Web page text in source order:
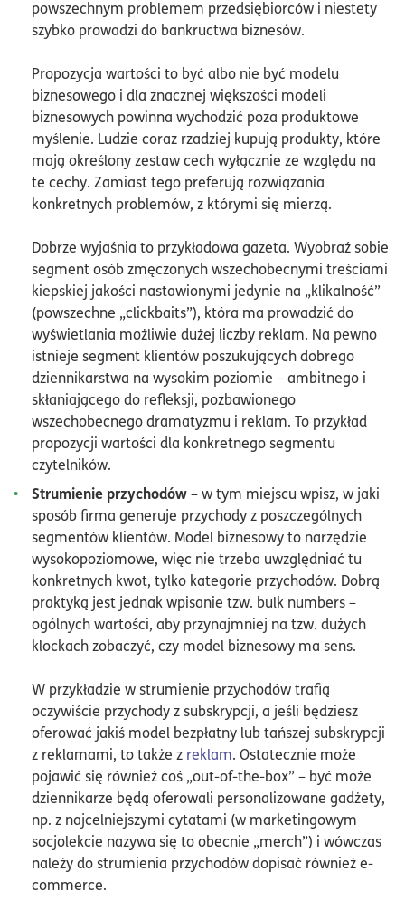
powszechnym problemem przedsiębiorców i niestety
szybko prowadzi do bankructwa biznesów.
Propozycja wartości to być albo nie być modelu
biznesowego i dla znacznej większości modeli
biznesowych powinna wychodzić poza produktowe
myślenie. Ludzie coraz rzadziej kupują produkty, które
mają określony zestaw cech wyłącznie ze względu na
te cechy. Zamiast tego preferują rozwiązania
konkretnych problemów, z którymi się mierzą.
Dobrze wyjaśnia to przykładowa gazeta. Wyobraź sobie
segment osób zmęczonych wszechobecnymi treściami
kiepskiej jakości nastawionymi jedynie na „klikalność”
(powszechne „clickbaits”), która ma prowadzić do
wyświetlania możliwie dużej liczby reklam. Na pewno
istnieje segment klientów poszukujących dobrego
dziennikarstwa na wysokim poziomie – ambitnego i
skłaniającego do refleksji, pozbawionego
wszechobecnego dramatyzmu i reklam. To przykład
propozycji wartości dla konkretnego segmentu
czytelników.
Strumienie przychodów– w tym miejscu wpisz, w jaki
sposób firma generuje przychody z poszczególnych
segmentów klientów. Model biznesowy to narzędzie
wysokopoziomowe, więc nie trzeba uwzględniać tu
konkretnych kwot, tylko kategorie przychodów. Dobrą
praktyką jest jednak wpisanie tzw. bulk numbers –
ogólnych wartości, aby przynajmniej na tzw. dużych
klockach zobaczyć, czy model biznesowy ma sens.
W przykładzie w strumienie przychodów trafią
oczywiście przychody z subskrypcji, a jeśli będziesz
oferować jakiś model bezpłatny lub tańszej subskrypcji
z reklamami, to także z reklam. Ostatecznie może
pojawić się również coś „out-of-the-box” – być może
dziennikarze będą oferowali personalizowane gadżety,
np. z najcelniejszymi cytatami (w marketingowym
socjolekcie nazywa się to obecnie „merch”) i wówczas
należy do strumienia przychodów dopisać również e-
commerce.